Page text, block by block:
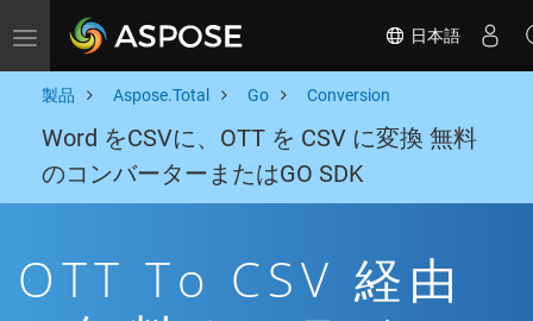
Toggle navigation 日本語
製品 Aspose.Total Go Conversion
Word をCSVに、OTT を CSV に変換 無料
のコンバーターまたはGO SDK
OTT To CSV 経由